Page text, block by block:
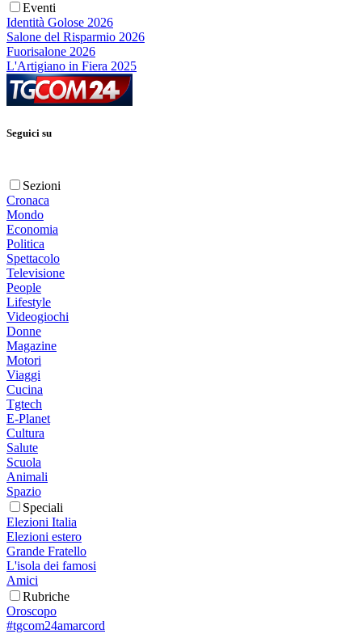
Eventi
Identità Golose 2026
Salone del Risparmio 2026
Fuorisalone 2026
L'Artigiano in Fiera 2025
Seguici su
Sezioni
Cronaca
Mondo
Economia
Politica
Spettacolo
Televisione
People
Lifestyle
Videogiochi
Donne
Magazine
Motori
Viaggi
Cucina
Tgtech
E-Planet
Cultura
Salute
Scuola
Animali
Spazio
Speciali
Elezioni Italia
Elezioni estero
Grande Fratello
L'isola dei famosi
Amici
Rubriche
Oroscopo
#tgcom24amarcord